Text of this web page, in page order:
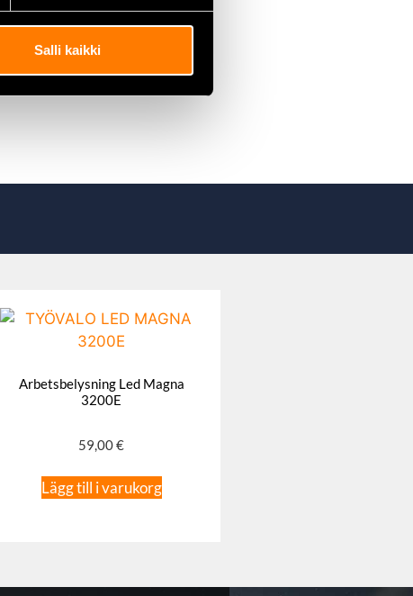
Salli kaikki
Arbetsbelysning Led Magna
3200E
59,00€
Lägg till i varukorg